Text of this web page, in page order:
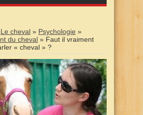
Le cheval » Psychologie »
du cheval » Faut il vraiment
« cheval » ?